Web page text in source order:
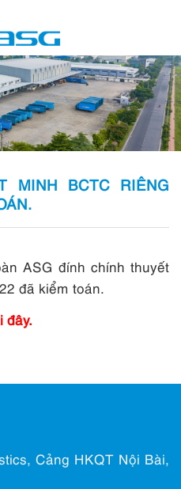
MINH BCTC RIÊNG
ASG đính chính thuyết
đã kiểm toán.
đây.
Cảng HKQT Nội Bài,